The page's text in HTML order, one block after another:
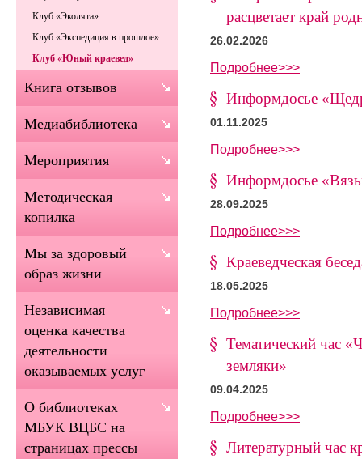
расцветает край
26.02.2026
Подробнее>>>
Информдосье
01.11.2025
Подробнее>>>
Информдосье
28.09.2025
Подробнее>>>
Краеведческая
18.05.2025
Подробнее>>>
Тематический час
земляки»
09.04.2025
Подробнее>>>
Литературный час
Клуб «Эколята»
Клуб «Экспедиция в прошлое»
Клуб «Юный краевед»
Книга отзывов
Медиабиблиотека
Мероприятия
Методическая
копилка
Мы за здоровый
образ жизни
Независимая
оценка качества
деятельности
оказываемых услуг
О библиотеках
МБУК ВЦБС на
страницах прессы